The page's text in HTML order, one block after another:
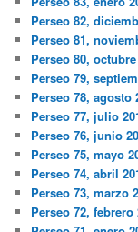
Perseo 82,
Perseo 81,
Perseo 80,
Perseo 79,
Perseo 78, agosto
Perseo 77, julio
Perseo 76, junio
Perseo 75, mayo
Perseo 74, abril
Perseo 73, marzo
Perseo 72, febrero